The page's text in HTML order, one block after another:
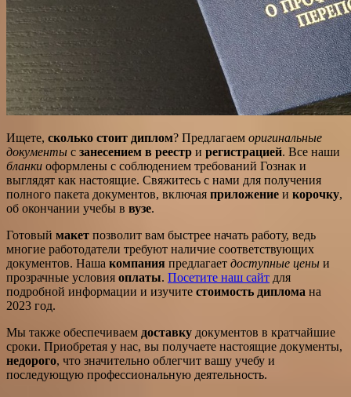
Ищете, сколько стоит диплом? Предлагаем оригинальные
документы с занесением в реестр и регистрацией. Все наши
бланки оформлены с соблюдением требований Гознак и
выглядят как настоящие. Свяжитесь с нами для получения
полного пакета документов, включая приложение и корочку,
об окончании учебы в вузе.
Готовый макет позволит вам быстрее начать работу, ведь
многие работодатели требуют наличие соответствующих
документов. Наша компания предлагает доступные цены и
прозрачные условия оплаты. Посетите наш сайт для
подробной информации и изучите стоимость диплома на
2023 год.
Мы также обеспечиваем доставку документов в кратчайшие
сроки. Приобретая у нас, вы получаете настоящие документы,
недорого, что значительно облегчит вашу учебу и
последующую профессиональную деятельность.